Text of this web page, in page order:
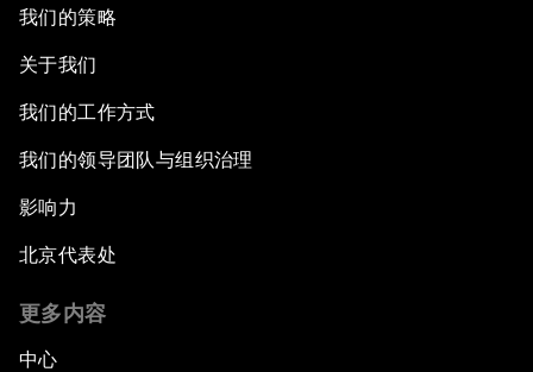
我们的策略
关于我们
我们的工作方式
我们的领导团队与组织治理
影响力
北京代表处
更多内容
中心